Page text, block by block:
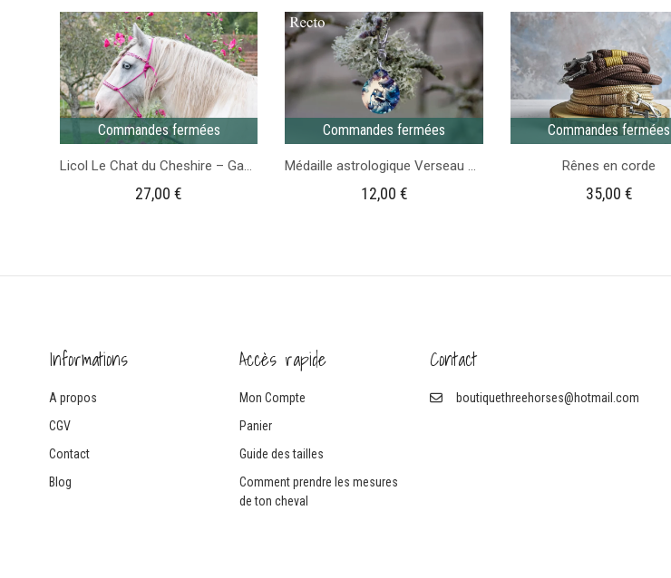
Fairy
Tale
Fairy
Commandes fermées
Licol Le Chat du Cheshire – Gamme Fairy Tale
27,00€
Commandes fermées
Médaille astrologique Verseau pour chien et chevaux
12,00 €
Commandes fermées
Rênes en corde
35,00 €
Informations
A propos
CGV
Contact
Blog
Accès rapide
Mon Compte
Panier
Guide des tailles
Comment prendre les mesures
de ton cheval
Contact
boutiquethreehorses@hotmail.com